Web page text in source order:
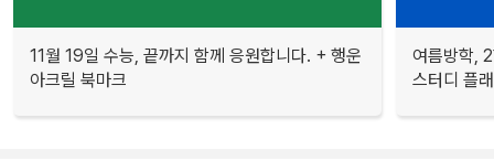
11월 19일 수능, 끝까지 함께 응원합니다. + 행운
아크릴 북마크
여름방학,
스터디 플